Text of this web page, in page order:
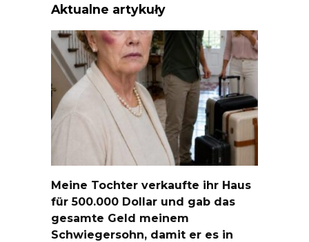
Aktualne artykuły
Meine Tochter verkaufte ihr Haus
für 500.000 Dollar und gab das
gesamte Geld meinem
Schwiegersohn, damit er es in